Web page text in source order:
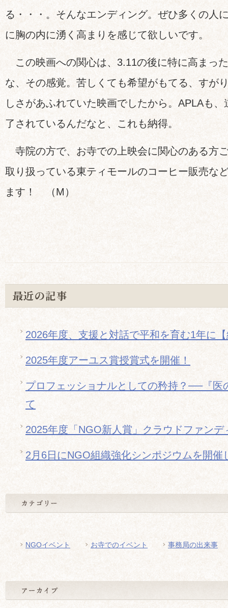
る・・・。そんなエンディング。ぜひ多くの人
に胸の内に湧く高まりを感じて欲しいです。
この映画への関心は、3.11の後に特に高まっ
な、その感覚。苦しくても希望がもてる、すが
しさがあふれていた映画でしたから。APLAも
了されているんだなと、これも納得。
寺院の方で、お寺での上映会に関心のある方
取り扱っている東ティモールのコーヒー販売な
ます！ （M）
最近の記事
2026年度、支援と対話で平和を育む1年に
2025年度アーユス賞授賞式を開催！
プロフェッショナルとしての矜持？──『医
て
2025年度「NGO新人賞」クラウドファン
2月6日にNGO組織強化シンポジウムを開催
NGOイベント お寺でのイベント 事務局の出来事